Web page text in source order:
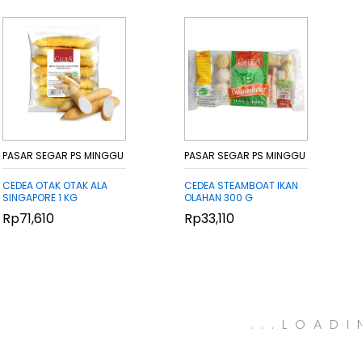
PASAR SEGAR PS MINGGU
CEDEA OTAK OTAK ALA
SINGAPORE 1 KG
Rp71,610
Rp71,610
PASAR SEGAR PS MINGGU
CEDEA STEAMBOAT IKAN
OLAHAN 300 G
Rp33,110
Rp33,110
. . .